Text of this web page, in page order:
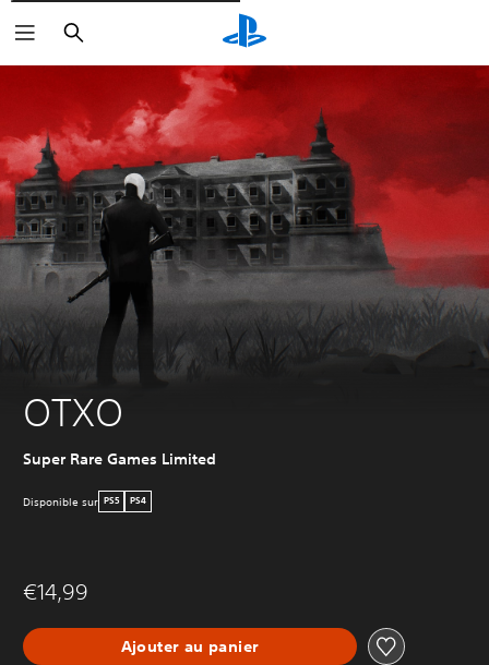
Rechercher
OTXO
Super Rare Games Limited
Disponible sur PS5 PS4
€14,99
Ajouter au panier